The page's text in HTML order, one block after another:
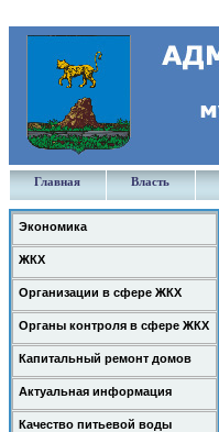
Главная Власть
Экономика
ЖКХ
Организации в сфере ЖКХ
Органы контроля в сфере ЖКХ
Капитальный ремонт домов
Актуальная информация
Качество питьевой воды